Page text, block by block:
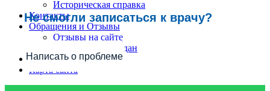
Не смогли записаться к врачу?
Написать о проблеме
Историческая справка
Контакты
Обращения и Отзывы
Отзывы на сайте
Обращения граждан
Вопрос-Ответ
Карта сайта